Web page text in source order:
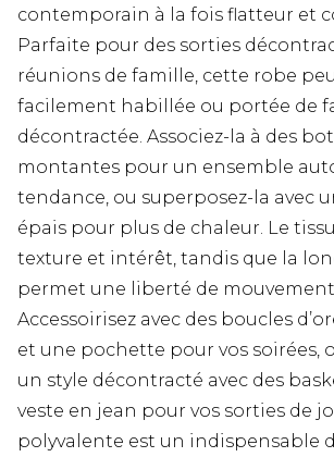
contemporain à la fois flatteur et
Parfaite pour des sorties
réunions de famille, cette robe
facilement habillée ou portée de
décontractée. Associez-la à des
montantes pour un ensemble
tendance, ou superposez-la avec
épais pour plus de chaleur. Le
texture et intérêt, tandis que la
permet une liberté de
Accessoirisez avec des boucles
et une pochette pour vos soirées,
un style décontracté avec des
veste en jean pour vos sorties de
polyvalente est un indispensable